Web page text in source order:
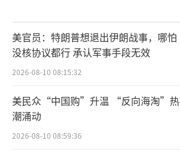
美官员：特朗普想退出伊朗战事，哪怕
没核协议都行 承认军事手段无效
2026-08-10 08:15:32
美民众“中国购”升温 “反向海淘”热
潮涌动
2026-08-10 08:59:36